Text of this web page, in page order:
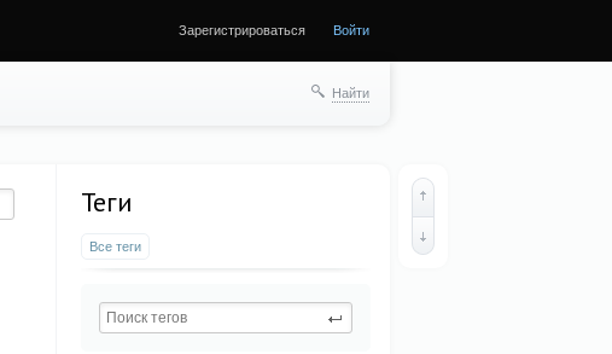
Зарегистрироваться Войти
Найти
Теги
Все теги